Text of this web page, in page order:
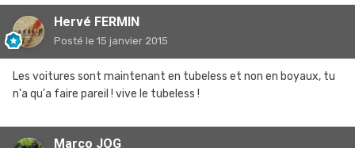
Hervé FERMIN
Posté le 15 janvier 2015
Les voitures sont maintenant en tubeless et non en boyaux, tu
n'a qu'a faire pareil ! vive le tubeless !
Marco JOG